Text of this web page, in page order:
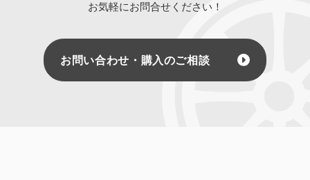
お気軽にお問合せください！
お問い合わせ・購入のご相談